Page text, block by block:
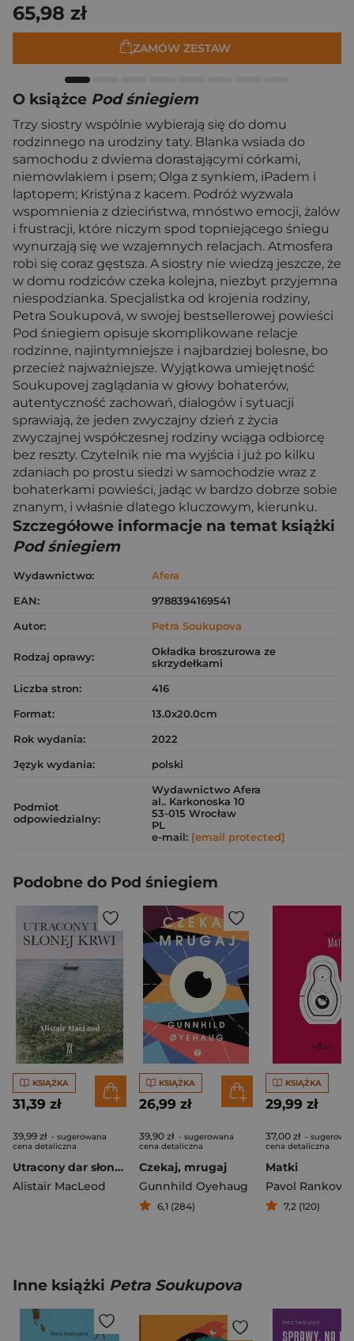
65,98 zł
ZAMÓW ZESTAW
O książce Pod śniegiem
Trzy siostry wspólnie wybierają się do domu
rodzinnego na urodziny taty. Blanka wsiada do
samochodu z dwiema dorastającymi córkami,
niemowlakiem i psem; Olga z synkiem, iPadem i
laptopem; Kristýna z kacem. Podróż wyzwala
wspomnienia z dzieciństwa, mnóstwo emocji, żalów
i frustracji, które niczym spod topniejącego śniegu
wynurzają się we wzajemnych relacjach. Atmosfera
robi się coraz gęstsza. A siostry nie wiedzą jeszcze, że
w domu rodziców czeka kolejna, niezbyt przyjemna
niespodzianka. Specjalistka od krojenia rodziny,
Petra Soukupová, w swojej bestsellerowej powieści
Pod śniegiem opisuje skomplikowane relacje
rodzinne, najintymniejsze i najbardziej bolesne, bo
przecież najważniejsze. Wyjątkowa umiejętność
Soukupovej zaglądania w głowy bohaterów,
autentyczność zachowań, dialogów i sytuacji
sprawiają, że jeden zwyczajny dzień z życia
zwyczajnej współczesnej rodziny wciąga odbiorcę
bez reszty. Czytelnik nie ma wyjścia i już po kilku
zdaniach po prostu siedzi w samochodzie wraz z
bohaterkami powieści, jadąc w bardzo dobrze sobie
znanym, i właśnie dlatego kluczowym, kierunku.
Szczegółowe informacje na temat książki
Pod śniegiem
Wydawnictwo:
Afera
EAN:
9788394169541
Autor:
Petra Soukupova
Rodzaj oprawy:
Okładka broszurowa ze
skrzydełkami
Liczba stron:
416
Format:
13.0x20.0cm
Rok wydania:
2022
Język wydania:
polski
Podmiot
odpowiedzialny:
Wydawnictwo Afera
al.. Karkonoska 10
53-015 Wrocław
PL
e-mail: [email protected]
Podobne do Pod śniegiem
KSIĄŻKA
31,39 zł
39,99 zł - sugerowana
cena detaliczna
Utracony dar słonej krwii
Alistair MacLeod
KSIĄŻKA
26,99 zł
39,90 zł - sugerowana
cena detaliczna
Czekaj, mrugaj
Gunnhild Oyehaug
6,1 (284)
KSIĄŻKA
29,99 zł
37,00 zł -
cena detaliczna
Matki
Pavol Rankov
7,2 (120)
Inne książki Petra Soukupova